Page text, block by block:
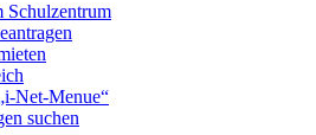
Schulzentrum
Net-Menue“
suchen